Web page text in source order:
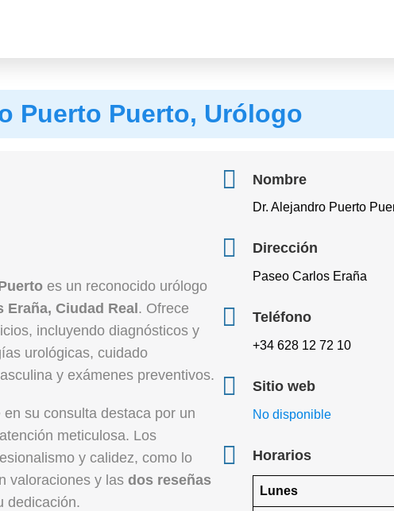
Puerto Puerto, Urólogo
es un reconocido urólogo
Eraña, Ciudad Real. Ofrece
incluyendo diagnósticos y
urológicas, cuidado
y exámenes preventivos.
su consulta destaca por un
meticulosa. Los
y calidez, como lo
valoraciones y las dos reseñas
dedicación.
Nombre
Dr. Alejandro Puerto
Dirección
Paseo Carlos Eraña
Teléfono
+34 628 12 72 10
Sitio web
No disponible
Horarios
Lunes